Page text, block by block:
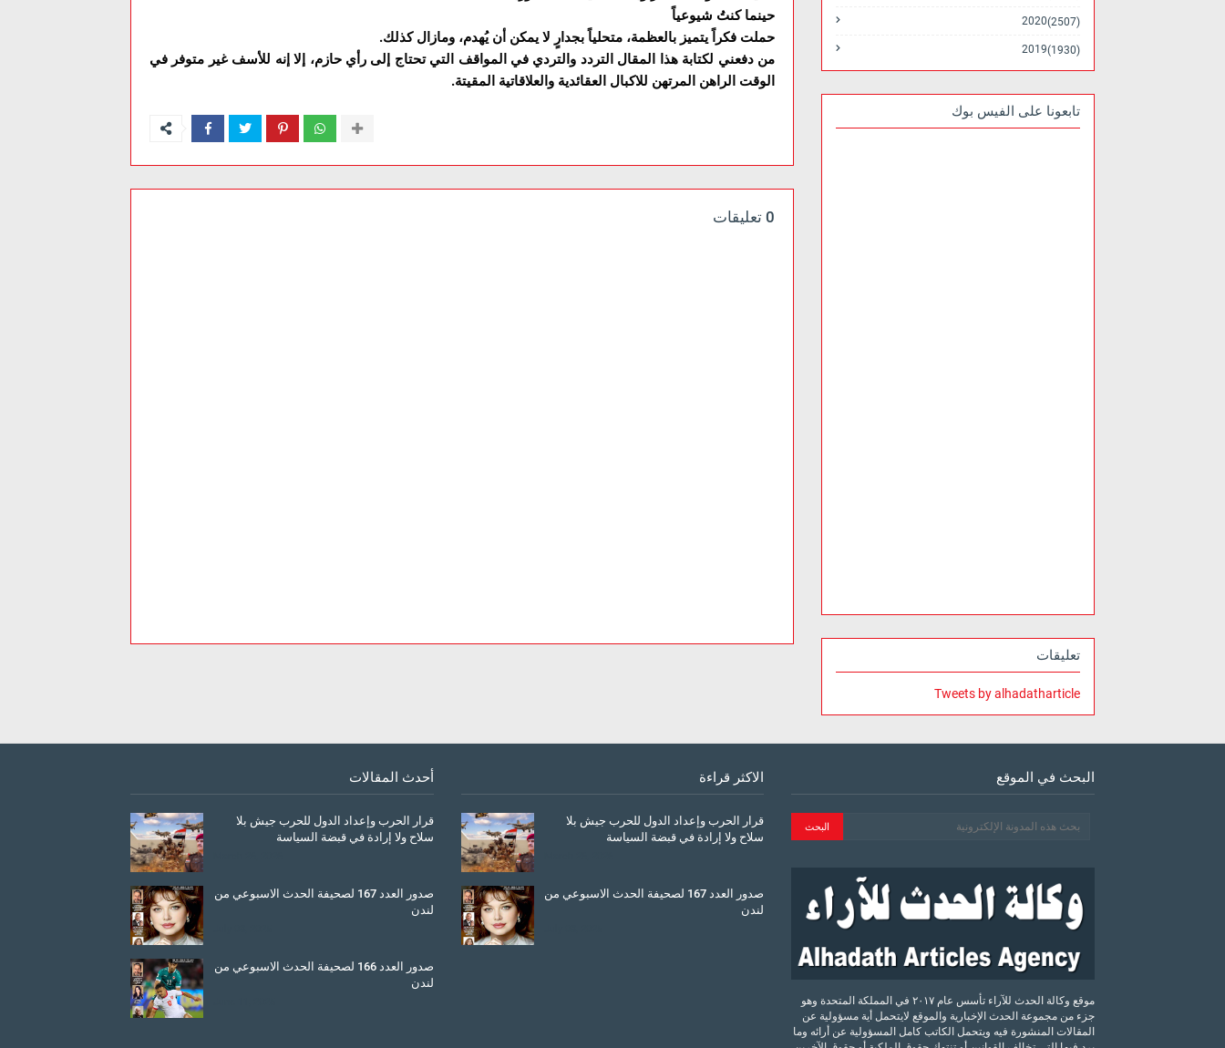
حينما كنتُ شيوعياً
حملت فكراً يتميز بالعظمة، متحلياً بجدارٍ لا يمكن أن يُهدم، ومازال كذلك.
من دفعني لكتابة هذا المقال التردد والتردي في المواقف التي تحتاج إلى رأي حازم، إلا إنه للأسف غير متوفر في
الوقت الراهن المرتهن للاكبال العقائدية والعلاقاتية المقيتة.
0 تعليقات
2020 (2507)
2019 (1930)
تابعونا على الفيس بوك
تعليقات
Tweets by alhadatharticle
البحث في الموقع
موقع وكالة الحدث للآراء تأسس عام ٢٠١٧ في المملكة المتحدة وهو
جزء من مجموعة الحدث الإخبارية والموقع لايتحمل أية مسؤولية عن
المقالات المنشورة فيه ويتحمل الكاتب كامل المسؤولية عن أرائه وما
الاكثر قراءة
قرار الحرب وإعداد الدول للحرب جيش بلا
سلاح ولا إرادة في قبضة السياسة
صدور العدد 167 لصحيفة الحدث الاسبوعي من
لندن
أحدث المقالات
قرار الحرب وإعداد الدول للحرب جيش بلا
سلاح ولا إرادة في قبضة السياسة
صدور العدد 167 لصحيفة الحدث الاسبوعي من
لندن
صدور العدد 166 لصحيفة الحدث الاسبوعي من
لندن